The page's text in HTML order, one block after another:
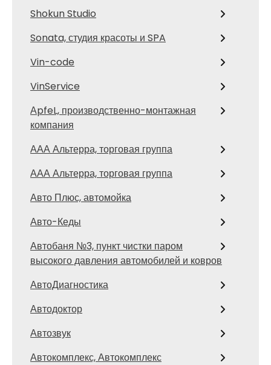
Shokun Studio
Sonata, студия красоты и SPA
Vin-code
VinService
АpfeL, производственно-монтажная
компания
ААА Альтерра, торговая группа
ААА Альтерра, торговая группа
Авто Плюс, автомойка
Авто-Кеды
Автобаня №3, пункт чистки паром
высокого давления автомобилей и ковров
АвтоДиагностика
Автодоктор
Автозвук
Автокомплекс, Автокомплекс